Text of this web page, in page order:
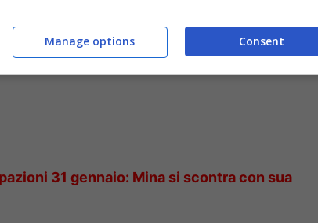
31 gennaio: Mina si scontra con sua
Consent
Manage options